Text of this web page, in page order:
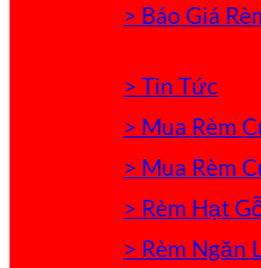
> Báo Giá
> Tin Tức
> Mua Rèm
> Mua Rèm
> Rèm Hạt
> Rèm Ngăn